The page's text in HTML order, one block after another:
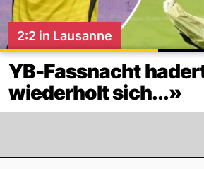
2:2 in Lausanne
YB-Fassnacht
wiederholt sich...»